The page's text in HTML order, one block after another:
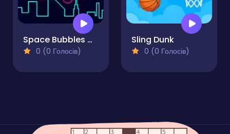
Space Bubbles Must Die!
0 (0 Голосів)
Sling Dunk
0 (0 Голосів)